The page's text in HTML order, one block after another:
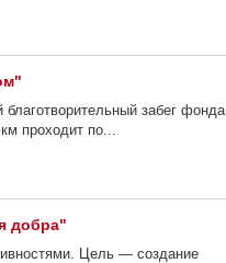
забег фонда
проходит по...
добра"
Цель — создание